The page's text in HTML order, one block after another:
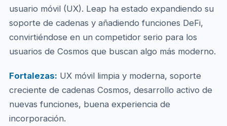
usuario móvil (UX). Leap ha estado expandiendo su
soporte de cadenas y añadiendo funciones DeFi,
convirtiéndose en un competidor serio para los
usuarios de Cosmos que buscan algo más moderno.
Fortalezas: UX móvil limpia y moderna, soporte
creciente de cadenas Cosmos, desarrollo activo de
nuevas funciones, buena experiencia de
incorporación.